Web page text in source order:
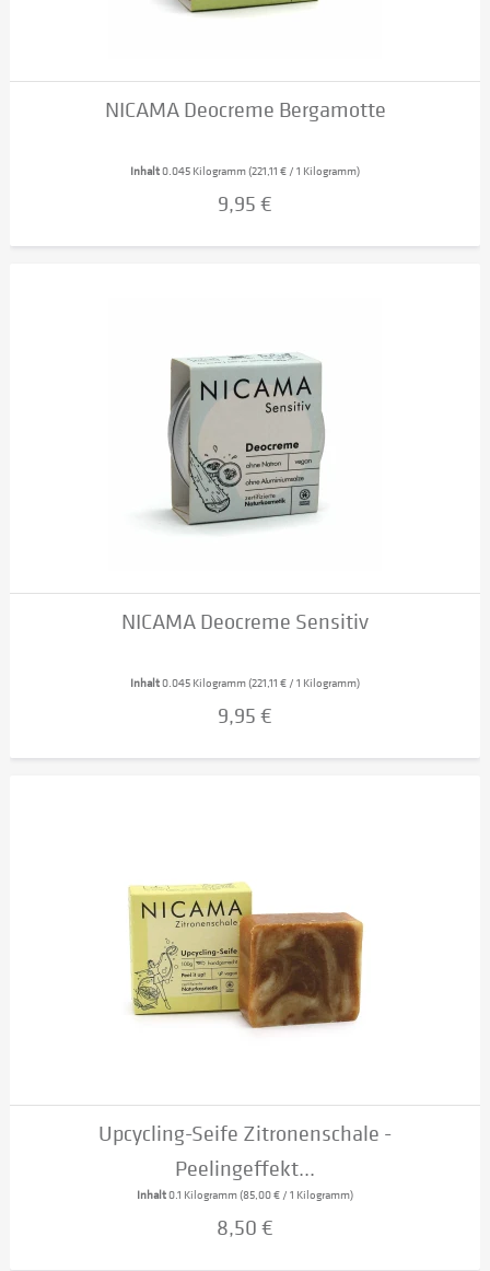
NICAMA Deocreme Bergamotte
Inhalt0.045 Kilogramm(221,11 € / 1 Kilogramm)
9,95 €
NICAMA Deocreme Sensitiv
Inhalt0.045 Kilogramm(221,11 € / 1 Kilogramm)
9,95 €
Upcycling-Seife Zitronenschale -
Peelingeffekt...
Inhalt0.1 Kilogramm(85,00 € / 1 Kilogramm)
8,50 €